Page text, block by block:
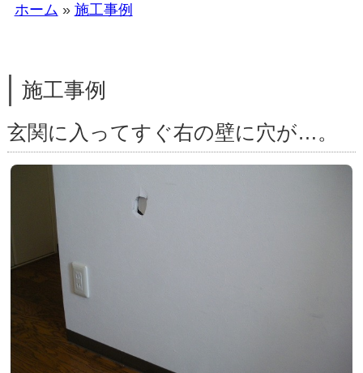
ホーム 施工事例
施工事例
玄関に入ってすぐ右の壁に穴が…。